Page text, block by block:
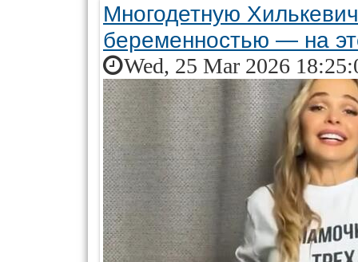
Многодетную
беременностью — на
Wed, 25 Mar 2026